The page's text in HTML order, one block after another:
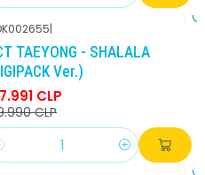
DCTO
|
TAEYONG - SHALALA
Ver.)
CLP
CLP